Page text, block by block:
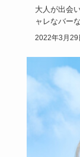
大人が出会
ャレなバー
しむことも
2022年3月29